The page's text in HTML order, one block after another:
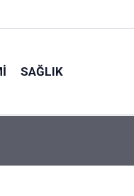
SAĞLIK